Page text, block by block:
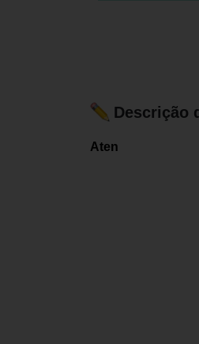
Descrição
Aten